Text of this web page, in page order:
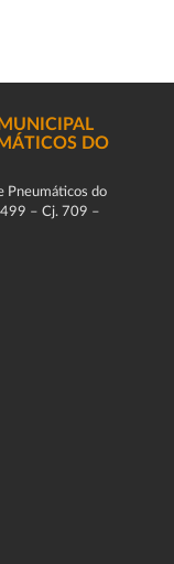
DO
Pneumáticos do
– Cj. 709 –